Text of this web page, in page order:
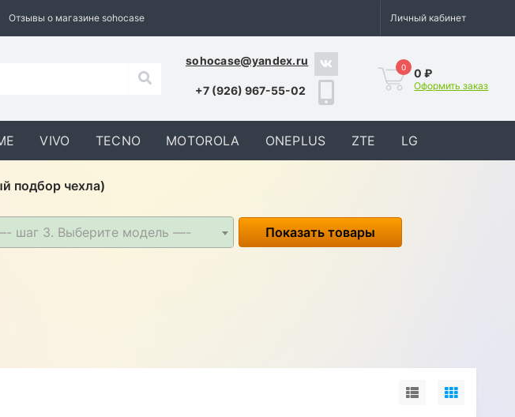
Отзывы о магазине sohocase Личный кабинет
sohocase@yandex.ru
+7 (926) 967-55-02
0 0 ₽
Оформить заказ
VIVO TECNO MOTOROLA ONEPLUS ZTE LG
подбор чехла)
шаг 3. Выберите модель —- Показать товары